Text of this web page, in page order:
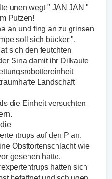
unentwegt " JAN JAN "
Putzen!
an und fing an zu grinsen
soll sich bücken".
sich den feutchten
Sina damit ihr Dilkaute
Landschaft
die Einheit versuchten
auf den Plan.
Obsttortenschlacht wie
gesehen hatte.
hatten sich